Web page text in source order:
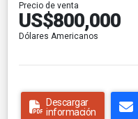
Precio de venta
US$800,000
Dólares Americanos
Descargar
información